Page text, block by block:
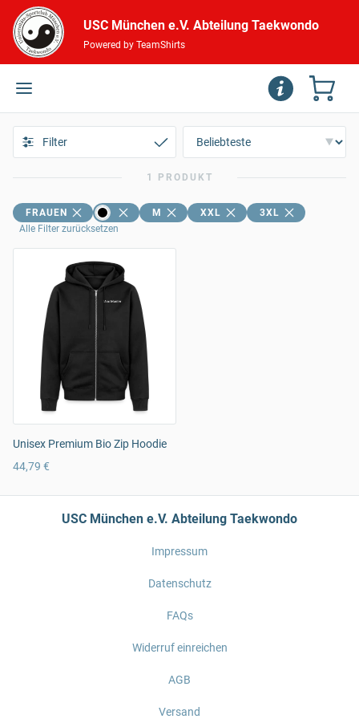
USC München e.V. Abteilung Taekwondo
Powered by TeamShirts
Filter
1 PRODUKT
FRAUEN M XXL
3XL
Alle Filter zurücksetzen
Unisex Premium Bio Zip Hoodie
44,79 €
USC München e.V. Abteilung Taekwondo
Impressum
Datenschutz
FAQs
Widerruf einreichen
AGB
Versand